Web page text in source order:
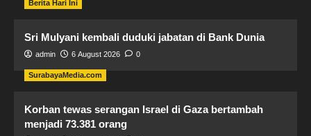
Berita Hari Ini
Sri Mulyani kembali duduki jabatan di Bank Dunia
admin 6 August 2026 0
SurabayaMedia.com
Korban tewas serangan Israel di Gaza bertambah
menjadi 73.381 orang